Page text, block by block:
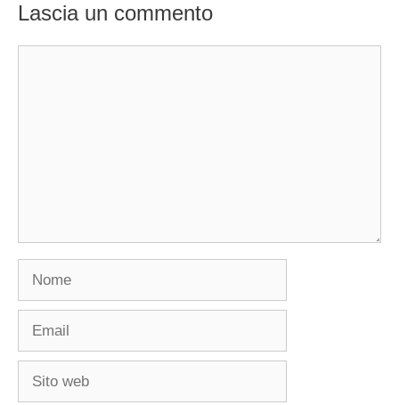
Lascia un commento
Nome
Email
Sito